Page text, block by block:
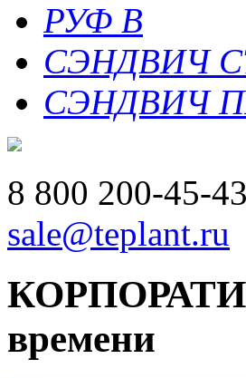
РУФ В
СЭНДВИЧ
СЭНДВИЧ
8 800 200-45-43
sale@teplant.ru
времени